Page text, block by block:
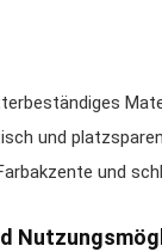
und
und